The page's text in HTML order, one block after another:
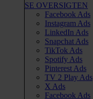
SE OVERSIGTEN
Facebook Ads
Instagram Ads
LinkedIn Ads
Snapchat Ads
TikTok Ads
Spotify Ads
Pinterest Ads
TV 2 Play Ads
X Ads
Facebook Ads